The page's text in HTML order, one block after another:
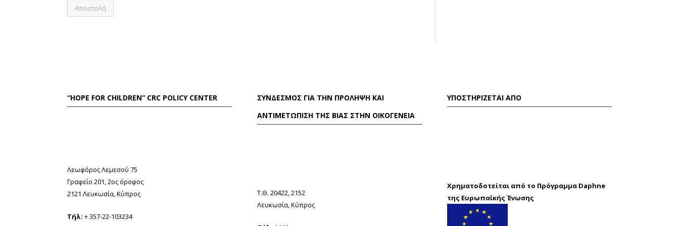
“HOPE FOR CHILDREN” CRC POLICY CENTER
Λεωφόρος Λεμεσού 75
Γραφείο 201, 2ος όροφος
2121 Λευκωσία, Κύπρος
Τήλ: + 357-22-103234
ΣΎΝΔΕΣΜΟΣ ΓΙΑ ΤΗΝ ΠΡΌΛΗΨΗ ΚΑΙ
ΑΝΤΙΜΕΤΏΠΙΣΗ ΤΗΣ ΒΊΑΣ ΣΤΗΝ ΟΙΚΟΓΈΝΕΙΑ
Τ.Θ. 20422, 2152
Λευκωσία, Κύπρος
ΥΠΟΣΤΗΡΊΖΕΤΑΙ ΑΠΌ
Χρηματοδοτείται από το Πρόγραμμα Daphne
της Ευρωπαϊκής Ένωσης